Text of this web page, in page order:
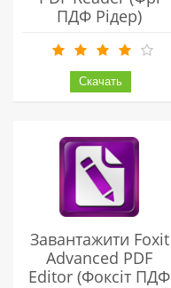
ПДФ Рідер)
Безкоштовно
Завантажити Foxit
Advanced PDF
Editor (Фоксіт ПДФ